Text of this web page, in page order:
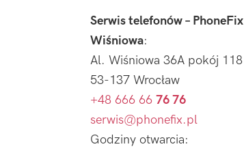
Serwis telefonów – PhoneFix
Wiśniowa:
Al. Wiśniowa 36A pokój 118
53-137 Wrocław
+48 666 66 76 76
serwis@phonefix.pl
Godziny otwarcia: